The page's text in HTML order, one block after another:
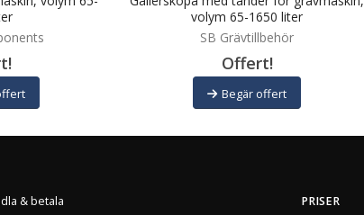
volym 65-1650 liter
SB Grävtillbehör
Offert!
Begär offert
& betala PRISER